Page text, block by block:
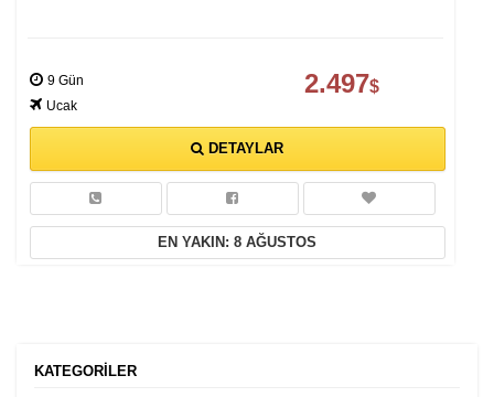
9 Gün
Ucak
2.497$
DETAYLAR
EN YAKIN: 8 AĞUSTOS
KATEGORİLER